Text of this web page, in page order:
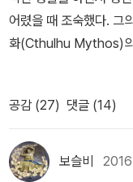
쓴 ‘공포문학의 대가’다
도로 외형이 끔찍하다.
라는 소설과 현실 속에
크래프트: 세상에 맞서,
트는 외국인 혐오증
흑인과 유대인을 싫어했
은 실망스럽다. 키안티
역인 노우드(Norwood)
n Paris you may
emians, and the
ay point out a
asherwomen; but, in
ying Chaldee roots,
두 번째 에피소드 「Eyes」
의 또 다른 광팬은 스
『할머니』(Gramma)
란 엘리슨(Harlan
「할머니」는 지금까지도
에 들어가면 로드 설링
하게 말했다. “그래요. 그
그 사람은 죽었습니까
찾아 헤매 다닐 기운은
묘지와 같은 분위기야.”
한 빛을 보았다. 주인이
공이었어요. 처음 맡은
까지 끌을 휘둘렀죠.” “
e centuries, who
ad stolen a potent
래프트 전집 4》 282쪽
는 네덜란드 교회 묘지
문과 전설이었다는 생각
느 인물에 대한 이야기
악한 숙명이었기에, 우
어렸을 때 조숙했다. 그
화(Cthulhu Mythos)의
계관으로 격상되었다.
‘공포문학의 아버지’로
탓에 그에 관한 불편한
소설과 크툴루 신화에
공감 (27) 댓글 (14)
보슬비